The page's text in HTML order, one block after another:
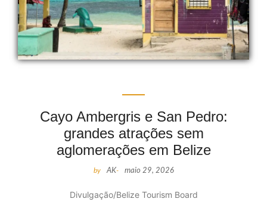
Cayo Ambergris e San Pedro:
grandes atrações sem
aglomerações em Belize
by AK- maio 29, 2026
Divulgação/Belize Tourism Board